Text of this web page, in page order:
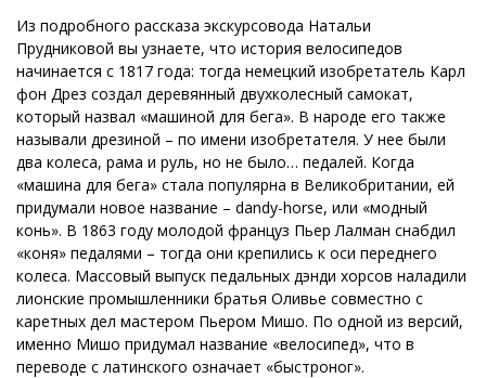
Из подробного рассказа экскурсовода Натальи
Прудниковой вы узнаете, что история велосипедов
начинается с 1817 года: тогда немецкий изобретатель Карл
фон Дрез создал деревянный двухколесный самокат,
который назвал «машиной для бега». В народе его также
называли дрезиной – по имени изобретателя. У нее были
два колеса, рама и руль, но не было… педалей. Когда
«машина для бега» стала популярна в Великобритании, ей
придумали новое название – dandy-horse, или «модный
конь». В 1863 году молодой француз Пьер Лалман снабдил
«коня» педалями – тогда они крепились к оси переднего
колеса. Массовый выпуск педальных дэнди хорсов наладили
лионские промышленники братья Оливье совместно с
каретных дел мастером Пьером Мишо. По одной из версий,
именно Мишо придумал название «велосипед», что в
переводе с латинского означает «быстроног».